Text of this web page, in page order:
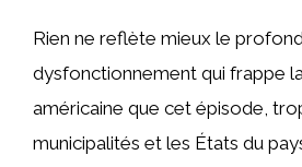
Rien ne reflète mieux le
dysfonctionnement qui frappe
américaine que cet épisode,
municipalités et les États du